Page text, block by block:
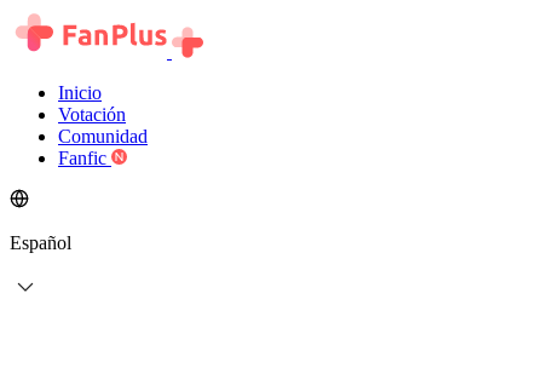
Inicio
Votación
Comunidad
Fanfic
Español